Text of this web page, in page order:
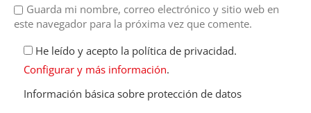
Guarda mi nombre, correo electrónico y sitio web en
este navegador para la próxima vez que comente.
He leído y acepto la política de privacidad.
Configurar y más información.
Información básica sobre protección de datos